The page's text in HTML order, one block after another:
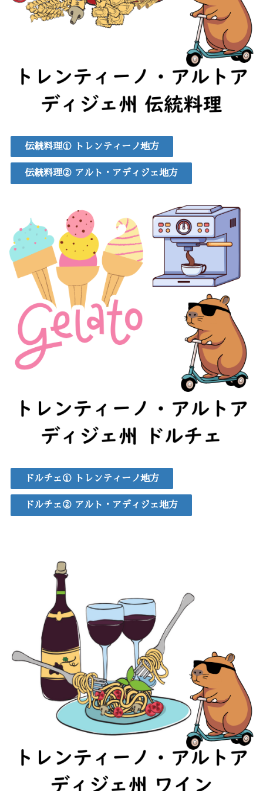
伝統料理① トレンティーノ地方
伝統料理② アルト・アディジェ地方
ドルチェ① トレンティーノ地方
ドルチェ② アルト・アディジェ地方